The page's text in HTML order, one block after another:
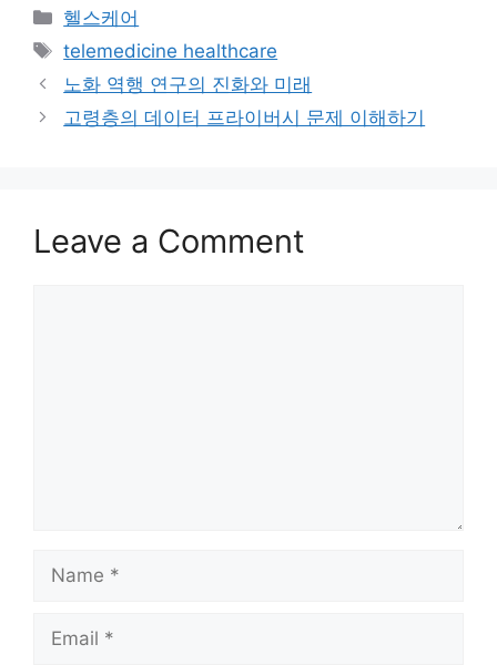
Categories
헬스케어
Tags
telemedicine healthcare
노화 역행 연구의 진화와 미래
고령층의 데이터 프라이버시 문제 이해하기
Leave a Comment